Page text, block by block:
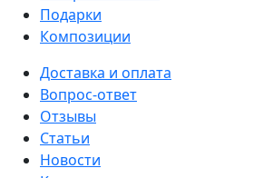
Подарки
Композиции
Доставка и оплата
Вопрос-ответ
Отзывы
Статьи
Новости